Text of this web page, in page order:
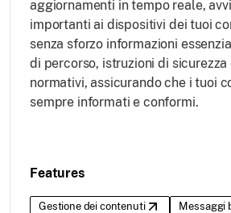
aggiornamenti in tempo reale,
importanti ai dispositivi dei tuoi
senza sforzo informazioni
di percorso, istruzioni di
normativi, assicurando che i tuoi
sempre informati e conformi.
Features
Gestione dei contenuti Messaggi